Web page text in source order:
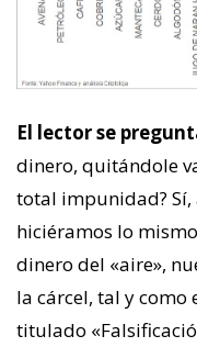
El lector se
dinero, quitándole
total impunidad? Sí,
hiciéramos lo
dinero del «aire»,
la cárcel, tal y como
titulado